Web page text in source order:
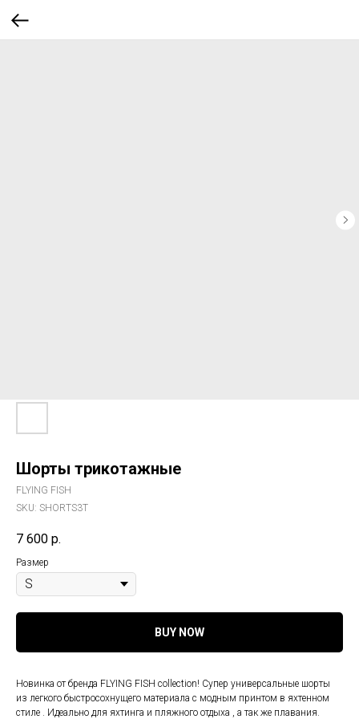
Шорты трикотажные
FLYING FISH
SKU: SHORTS3T
7 600 р.
Размер
BUY NOW
Новинка от бренда FLYING FISH collection! Супер универсальные шорты
из легкого быстросохнущего материала с модным принтом в яхтенном
стиле . Идеально для яхтинга и пляжного отдыха , а так же плавания.